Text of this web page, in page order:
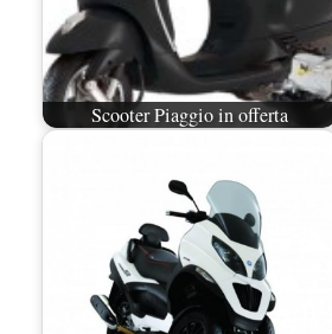
Scooter Piaggio in offerta